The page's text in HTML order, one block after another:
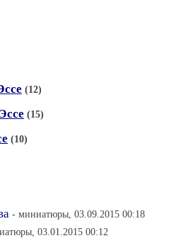
(12)
(15)
(10)
- миниатюры, 03.09.2015 00:18
03.01.2015 00:12